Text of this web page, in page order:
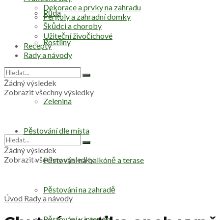
Půda
Rostliny
Zelenina
Pěstování dle místa
Pěstování na balkóně a terase
Pěstování na zahradě
Dekorace a prvky na zahradu
Pergoly a zahradní domky
Škůdci a choroby
Užiteční živočichové
Recepty
Rady a návody
Žádný výsledek
Zobrazit všechny výsledky
Žádný výsledek
Zobrazit všechny výsledky
Úvod Rady a návody